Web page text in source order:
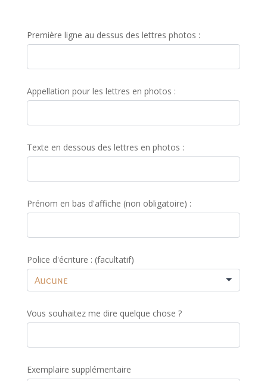
Première ligne au dessus des lettres photos :
Appellation pour les lettres en photos :
Texte en dessous des lettres en photos :
Prénom en bas d'affiche (non obligatoire) :
Police d'écriture : (facultatif)
Vous souhaitez me dire quelque chose ?
Exemplaire supplémentaire